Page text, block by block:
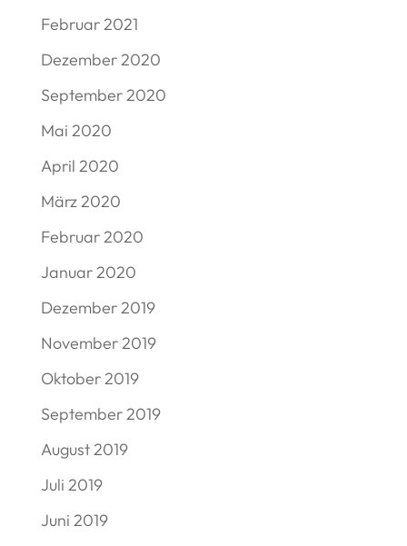
Februar 2021
Dezember 2020
September 2020
Mai 2020
April 2020
März 2020
Februar 2020
Januar 2020
Dezember 2019
November 2019
Oktober 2019
September 2019
August 2019
Juli 2019
Juni 2019